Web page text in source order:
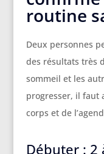
routine
Deux personnes
des résultats très
sommeil et les
progresser, il faut
corps et de
Débuter : 2